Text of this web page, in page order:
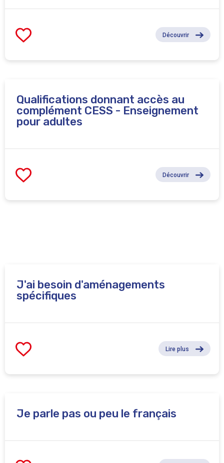
Découvrir
Qualifications donnant accès au
complément CESS - Enseignement
pour adultes
Découvrir
J'ai besoin d'aménagements
spécifiques
Lire plus
Je parle pas ou peu le français